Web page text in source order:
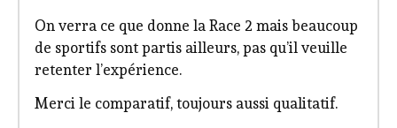
Effectivement très gros problème de fiabilité
chez Suunto sur les 9, 9pp, verticale, Race,
RaceS….. SAV fantaisiste….
On verra ce que donne la Race 2 mais beaucoup